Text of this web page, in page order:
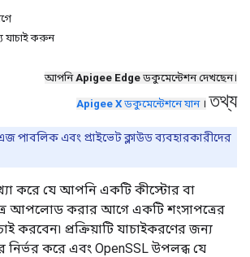
যাচাই করুন
আপনিApigee Edge ডকুমেন্টেশন দেখছেন।
Apigee X ডকুমেন্টেশনে যান। তথ্য
পাবলিক এবং প্রাইভেট ক্লাউড ব্যবহারকারীদের
করে যে আপনি একটি কীস্টোর বা
আপলোড করার আগে একটি শংসাপত্রের
করবেন৷ প্রক্রিয়াটি যাচাইকরণের জন্য
করে এবং OpenSSL উপলব্ধ যে